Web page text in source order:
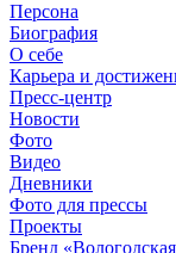
Персона
Биография
О себе
Карьера и
Пресс-центр
Новости
Фото
Видео
Дневники
Фото для прессы
Проекты
Бренд